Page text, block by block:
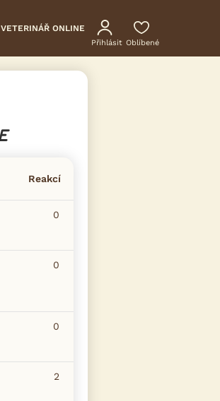
VETERINÁŘ ONLINE
Přihlásit Oblíbené
Reakcí
0
0
0
2